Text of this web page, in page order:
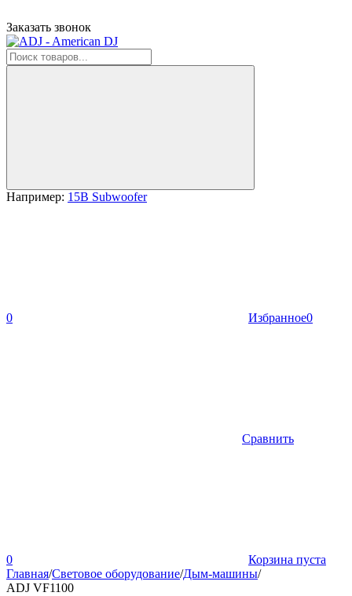
Заказать звонок
Например: 15B Subwoofer
0 Избранное0
Сравнить
0
Корзина пуста
Главная/Световое оборудование/Дым-машины/
ADJ VF1100